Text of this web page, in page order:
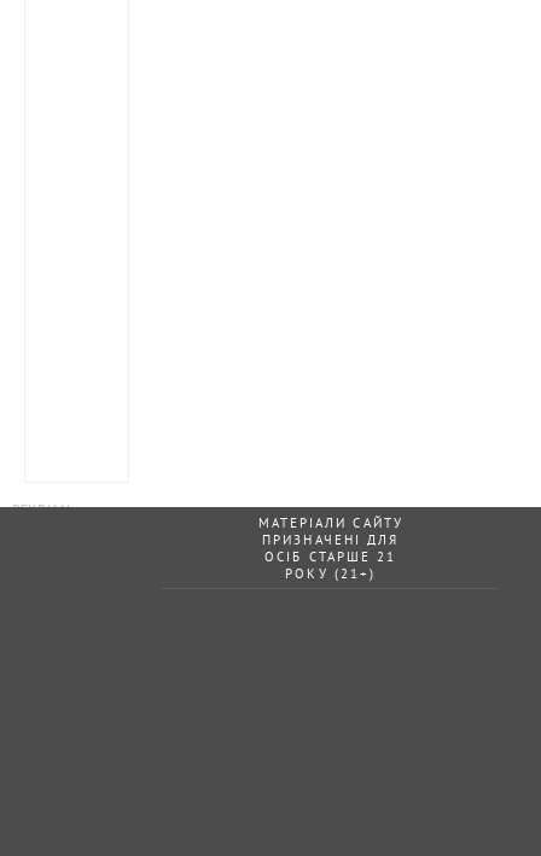
МАТЕРІАЛИ САЙТУ
ПРИЗНАЧЕНІ ДЛЯ
ОСІБ СТАРШЕ 21
РОКУ (21+)